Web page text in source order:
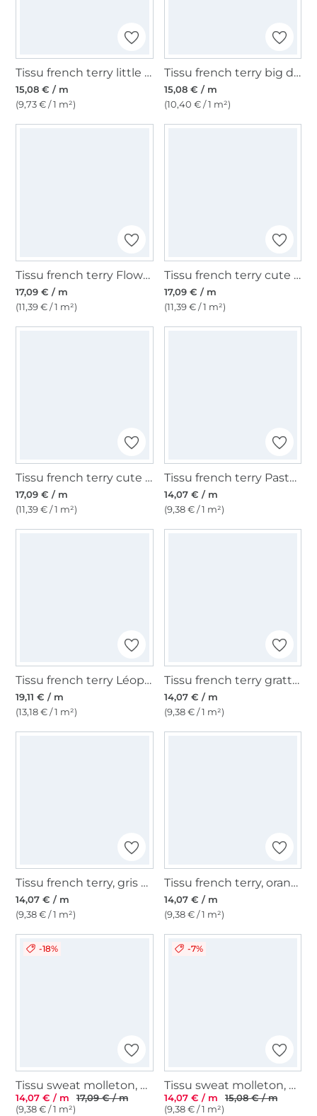
Tissu french terry little dots, blanc cassé
15,08 € / m
(9,73 € / 1 m²)
Tissu french terry big dots, noir
15,08 € / m
(10,40 € / 1 m²)
Tissu french terry Flower Paradise, bordeaux
17,09 € / m
(11,39 € / 1 m²)
Tissu french terry cute animals, blanc cassé
17,09 € / m
(11,39 € / 1 m²)
Tissu french terry cute duck, nude
17,09 € / m
(11,39 € / 1 m²)
Tissu french terry Pastel, sable
14,07 € / m
(9,38 € / 1 m²)
Tissu french terry Léopard gradient leo, vert
19,11 € / m
(13,18 € / 1 m²)
Tissu french terry gratté, bleu bébé
14,07 € / m
(9,38 € / 1 m²)
Tissu french terry, gris clair mélangé
14,07 € / m
(9,38 € / 1 m²)
Tissu french terry, orange
14,07 € / m
(9,38 € / 1 m²)
-18%
Tissu sweat molleton, bleu denim
14,07 € / m
17,09 € / m
(9,38 € / 1 m²)
-7%
Tissu sweat molleton, baie chiné
14,07 € / m
15,08 € / m
(9,38 € / 1 m²)